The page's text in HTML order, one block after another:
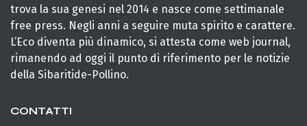
trova la sua genesi nel 2014 e nasce come settimanale
free press. Negli anni a seguire muta spirito e carattere.
L’Eco diventa più dinamico, si attesta come web journal,
rimanendo ad oggi il punto di riferimento per le notizie
della Sibaritide-Pollino.
CONTATTI